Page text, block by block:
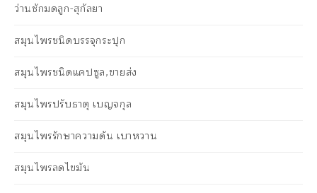
ว่านชักมดลูก-สุกัลยา
สมุนไพรชนิดบรรจุกระปุก
สมุนไพรชนิดแคปซูล,ขายส่ง
สมุนไพรปรับธาตุ เบญจกุล
สมุนไพรรักษาความดัน เบาหวาน
สมุนไพรลดไขมัน